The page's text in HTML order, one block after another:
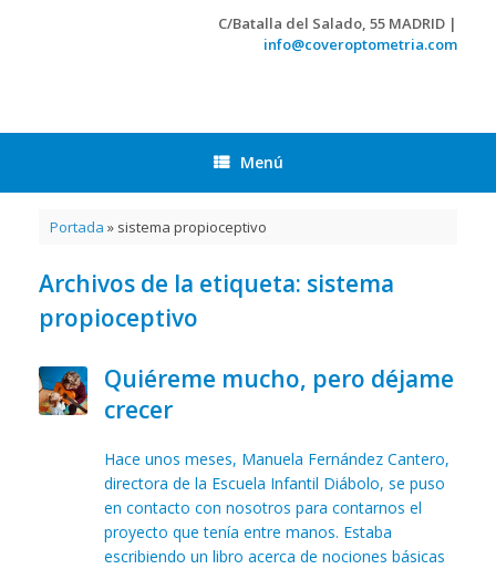
C/Batalla del Salado, 55 MADRID |
info@coveroptometria.com
Menú
Portada » sistema propioceptivo
Archivos de la etiqueta: sistema
propioceptivo
Quiéreme mucho, pero déjame
crecer
Hace unos meses, Manuela Fernández Cantero,
directora de la Escuela Infantil Diábolo, se puso
en contacto con nosotros para contarnos el
proyecto que tenía entre manos. Estaba
escribiendo un libro acerca de nociones básicas